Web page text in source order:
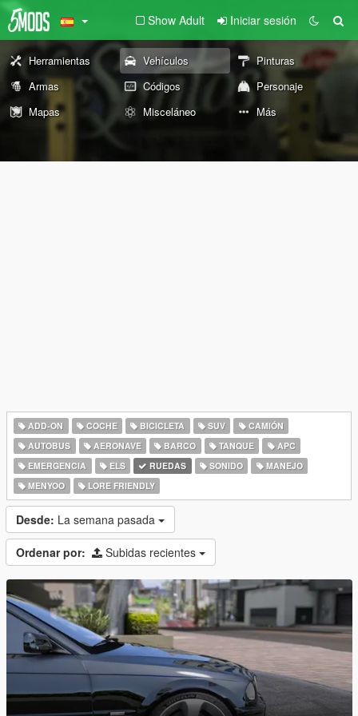
Show Adult Iniciar sesión
Herramientas Vehículos
Pinturas
Armas
Códigos
Personaje
Mapas
Misceláneo Más
ADD-ON COCHE BICICLETA SUV
CAMIÓN
AUTOBUS
AERONAVE BARCO TANQUE
APC
EMERGENCIA
ELS RUEDAS SONIDO
MANEJO
MENYOO
LORE FRIENDLY
Desde: La semana pasada
Ordenar por: Subidas recientes